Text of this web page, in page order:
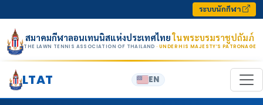
ระบบนักกีฬา
สมาคมกีฬาลอนเทนนิสแห่งประเทศไทยในพระบรมราชูปถัมภ์
THE LAWN TENNIS ASSOCIATION OF THAILAND · UNDER HIS MAJESTY’S PATRONAGE
LTAT EN